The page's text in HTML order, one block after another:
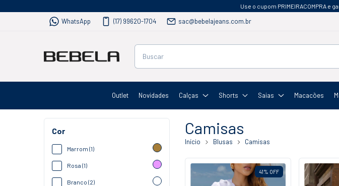
Use o cupom PRIMEIRACOMPRA e
WhatsApp (17) 99620-1704 sac@bebelajeans.com.br
Outlet Novidades Calças Shorts Saias Macacões
Cor
Marrom (1)
Rosa (1)
Branco (2)
Camisas
Início Blusas Camisas
41% OFF